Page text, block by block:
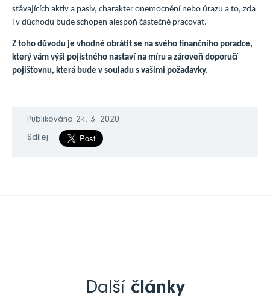
stávajících aktiv a pasiv, charakter onemocnění nebo úrazu a to, zda
i v důchodu bude schopen alespoň částečně pracovat.
Z toho důvodu je vhodné obrátit se na svého finančního poradce,
který vám výši pojistného nastaví na míru a zároveň doporučí
pojišťovnu, která bude v souladu s vašimi požadavky.
Publikováno 24. 3. 2020
Sdílej:
Další články